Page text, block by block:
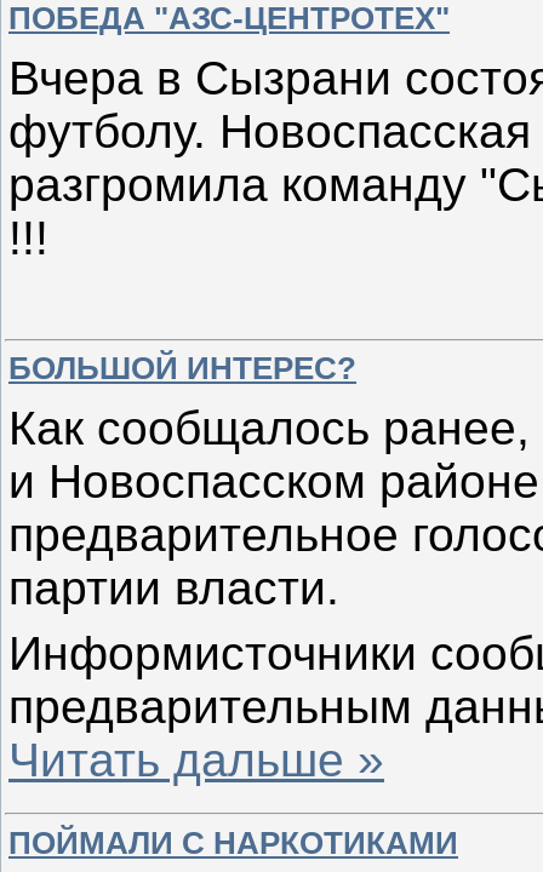
ПОБЕДА "АЗС-ЦЕНТРОТЕХ"
Вчера в Сызрани
футболу.
разгромила команду
!!!
БОЛЬШОЙ ИНТЕРЕС?
Как сообщалось
и Новоспасском
предварительное
партии власти.
Информисточники
предварительным
Читать дальше »
ПОЙМАЛИ С НАРКОТИКАМИ